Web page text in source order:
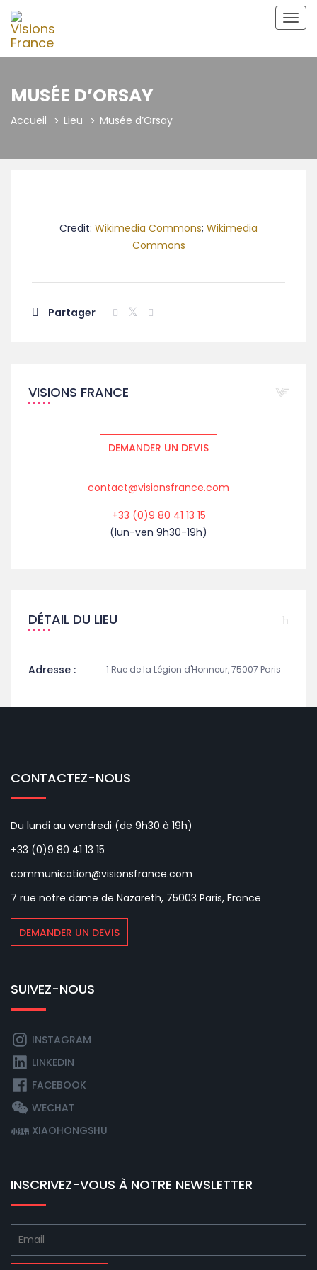
MUSÉE D’ORSAY
Accueil Lieu Musée d’Orsay
Credit: Wikimedia Commons; Wikimedia
Commons
Partager
VISIONS FRANCE
DEMANDER UN DEVIS
contact@visionsfrance.com
+33 (0)9 80 41 13 15
(lun-ven 9h30-19h)
DÉTAIL DU LIEU
Adresse : 1 Rue de la Légion d'Honneur, 75007 Paris
CONTACTEZ-NOUS
Du lundi au vendredi (de 9h30 à 19h)
+33 (0)9 80 41 13 15
communication@visionsfrance.com
7 rue notre dame de Nazareth, 75003 Paris, France
DEMANDER UN DEVIS
SUIVEZ-NOUS
INSTAGRAM
LINKEDIN
FACEBOOK
WECHAT
XIAOHONGSHU
INSCRIVEZ-VOUS À NOTRE NEWSLETTER